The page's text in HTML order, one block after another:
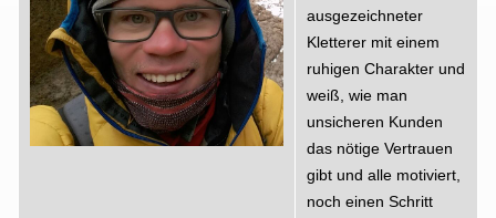
ausgezeichneter
Kletterer mit einem
ruhigen Charakter und
weiß, wie man
unsicheren Kunden
das nötige Vertrauen
gibt und alle motiviert,
noch einen Schritt